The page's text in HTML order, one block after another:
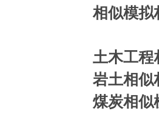
相似模拟
土木工程
岩土相似
煤炭相似